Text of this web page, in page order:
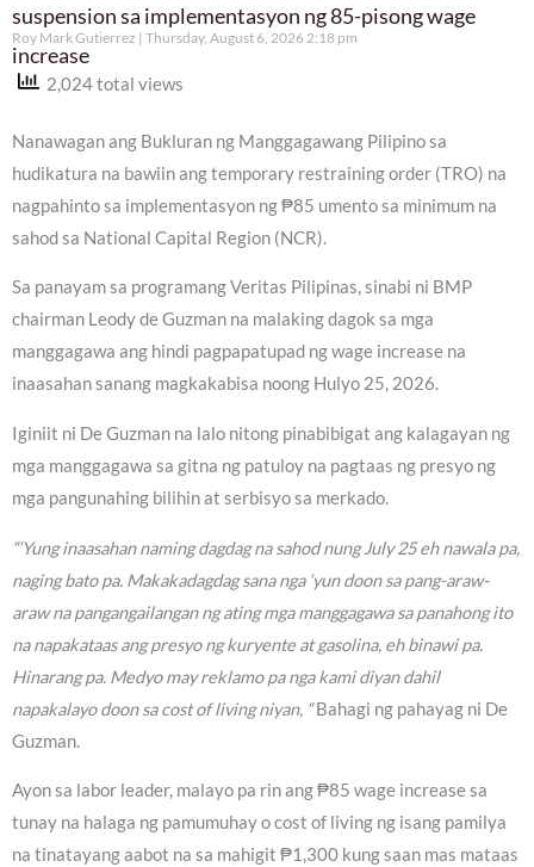
suspension sa implementasyon ng 85-pisong wage
increase
Roy Mark Gutierrez Thursday, August 6, 2026 2:18 pm
2,024 total views
Nanawagan ang Bukluran ng Manggagawang Pilipino sa
hudikatura na bawiin ang temporary restraining order (TRO) na
nagpahinto sa implementasyon ng ₱85 umento sa minimum na
sahod sa National Capital Region (NCR).
Sa panayam sa programang Veritas Pilipinas, sinabi ni BMP
chairman Leody de Guzman na malaking dagok sa mga
manggagawa ang hindi pagpapatupad ng wage increase na
inaasahan sanang magkakabisa noong Hulyo 25, 2026.
Iginiit ni De Guzman na lalo nitong pinabibigat ang kalagayan ng
mga manggagawa sa gitna ng patuloy na pagtaas ng presyo ng
mga pangunahing bilihin at serbisyo sa merkado.
“‘Yung inaasahan naming dagdag na sahod nung July 25 eh nawala pa,
naging bato pa. Makakadagdag sana nga ‘yun doon sa pang-araw-
araw na pangangailangan ng ating mga manggagawa sa panahong ito
na napakataas ang presyo ng kuryente at gasolina, eh binawi pa.
Hinarang pa. Medyo may reklamo pa nga kami diyan dahil
napakalayo doon sa cost of living niyan, “Bahagi ng pahayag ni De
Guzman.
Ayon sa labor leader, malayo pa rin ang ₱85 wage increase sa
tunay na halaga ng pamumuhay o cost of living ng isang pamilya
na tinatayang aabot na sa mahigit ₱1,300 kung saan mas mataas